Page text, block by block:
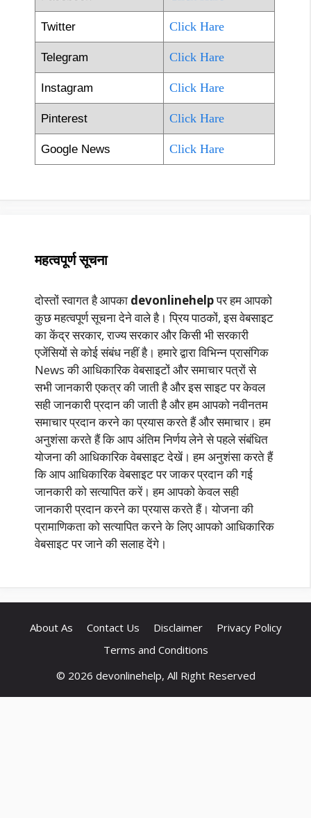
Twitter Click Hare
Telegram Click Hare
Instagram Click Hare
Pinterest Click Hare
Google News Click Hare
महत्वपूर्ण सूचना
दोस्तों स्वागत है आपका devonlinehelpपर हम आपको
कुछ महत्वपूर्ण सूचना देने वाले है। प्रिय पाठकों, इस वेबसाइट
का केंद्र सरकार, राज्य सरकार और किसी भी सरकारी
एजेंसियों से कोई संबंध नहीं है। हमारे द्वारा विभिन्न प्रासंगिक
News की आधिकारिक वेबसाइटों और समाचार पत्रों से
सभी जानकारी एकत्र की जाती है और इस साइट पर केवल
सही जानकारी प्रदान की जाती है और हम आपको नवीनतम
समाचार प्रदान करने का प्रयास करते हैं और समाचार। हम
अनुशंसा करते हैं कि आप अंतिम निर्णय लेने से पहले संबंधित
योजना की आधिकारिक वेबसाइट देखें। हम अनुशंसा करते हैं
कि आप आधिकारिक वेबसाइट पर जाकर प्रदान की गई
जानकारी को सत्यापित करें। हम आपको केवल सही
जानकारी प्रदान करने का प्रयास करते हैं। योजना की
प्रामाणिकता को सत्यापित करने के लिए आपको आधिकारिक
वेबसाइट पर जाने की सलाह देंगे।
About As Contact Us Disclaimer
Privacy Policy
Terms and Conditions
© 2026 devonlinehelp, All Right Reserved